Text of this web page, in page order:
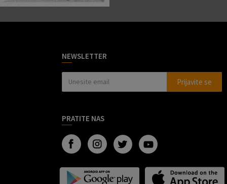
NEWSLETTER
Prijavite se
PRATITE NAS